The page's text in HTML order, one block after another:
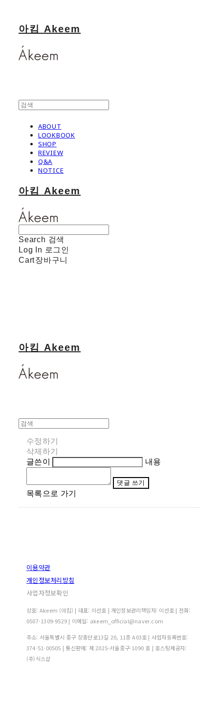
아킴 Akeem
ABOUT
LOOKBOOK
SHOP
REVIEW
Q&A
NOTICE
아킴 Akeem
Search 검색
Log In 로그인
Cart장바구니
아킴 Akeem
수정하기
삭제하기
글쓴이
내용
댓글 쓰기
목록으로 가기
이용약관
개인정보처리방침
사업자정보확인
상호: Akeem (아킴) | 대표: 이선호 | 개인정보관리책임자: 이선호 | 전화:
0507-1309-9529 | 이메일: akeem_official@naver.com
주소: 서울특별시 중구 장충단로13길 20, 11층 A03호 | 사업자등록번호:
374-51-00505 | 통신판매: 제 2025-서울중구-1090 호 | 호스팅제공자:
(주)식스샵